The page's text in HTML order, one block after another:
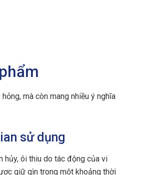
mà còn mang nhiều ý nghĩa
sử dụng
hủy, ôi thiu do tác động của vi
giữ gìn trong một khoảng thời